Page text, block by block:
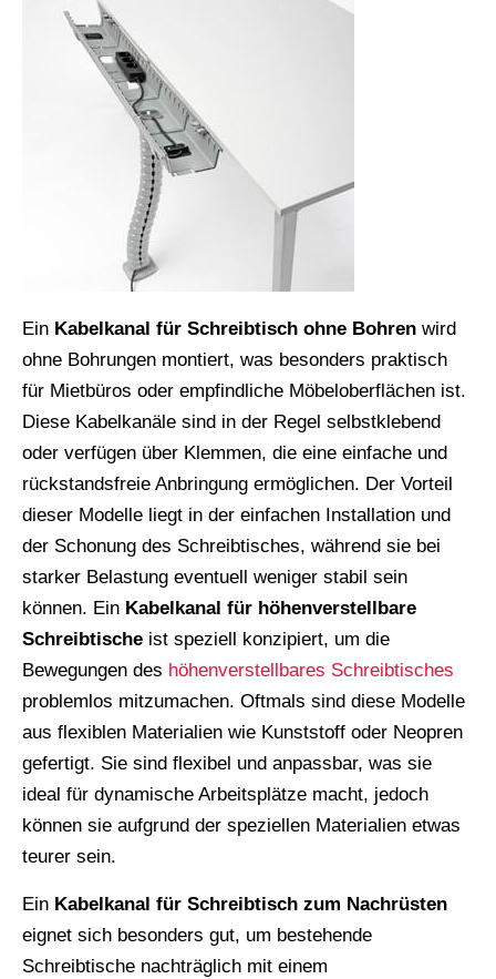
Ein Kabelkanal für Schreibtisch ohne Bohren wird
ohne Bohrungen montiert, was besonders praktisch
für Mietbüros oder empfindliche Möbeloberflächen ist.
Diese Kabelkanäle sind in der Regel selbstklebend
oder verfügen über Klemmen, die eine einfache und
rückstandsfreie Anbringung ermöglichen. Der Vorteil
dieser Modelle liegt in der einfachen Installation und
der Schonung des Schreibtisches, während sie bei
starker Belastung eventuell weniger stabil sein
können. Ein Kabelkanal für höhenverstellbare
Schreibtische ist speziell konzipiert, um die
Bewegungen des höhenverstellbares Schreibtisches
problemlos mitzumachen. Oftmals sind diese Modelle
aus flexiblen Materialien wie Kunststoff oder Neopren
gefertigt. Sie sind flexibel und anpassbar, was sie
ideal für dynamische Arbeitsplätze macht, jedoch
können sie aufgrund der speziellen Materialien etwas
teurer sein.
Ein Kabelkanal für Schreibtisch zum Nachrüsten
eignet sich besonders gut, um bestehende
Schreibtische nachträglich mit einem